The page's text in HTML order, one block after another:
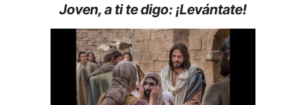
Joven, a ti te digo: ¡Levántate!